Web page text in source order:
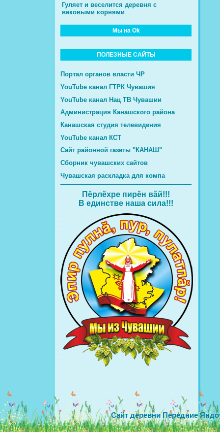
Гуляет и веселится деревня с
вековыми корнями
Мы на Ok
ПОЛЕЗНЫЕ САЙТЫ
Портал органов власти ЧР
YouTube канал ГТРК Чувашия
YouTube канал Нац ТВ Чувашии
Администрация Канашского района
Канашская студия телевидения
YouTube канал КСТ
Сайт районной газеты "КАНАШ"
Сборник чувашских сайтов
Чувашская раскладка для компа
Пĕрлĕхре пирĕн вăй!!!
В единстве наша сила!!!
Сайт деревни Передние